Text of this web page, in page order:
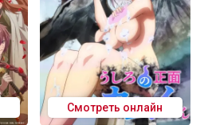
Смотреть онлайн